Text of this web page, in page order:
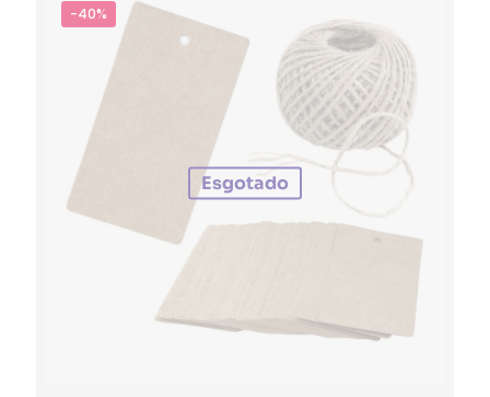
-40%
Esgotado